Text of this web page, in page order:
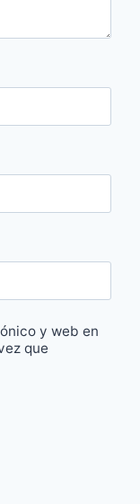
y web en
que